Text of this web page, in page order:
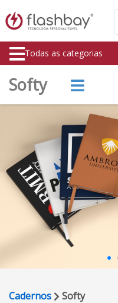
Todas as categorias
Softy
Cadernos Softy